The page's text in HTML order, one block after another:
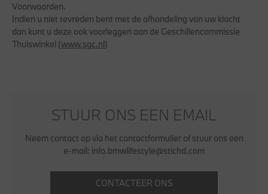
Voorwaarden.
Indien u niet tevreden bent met de afhandeling van uw klacht
dan kunt u deze ook voorleggen aan de Geschillencommissie
Thuiswinkel (www.sgc.nl)
STUUR ONS EEN EMAIL
Neem contact op via het contactformulier of stuur ons een
e-mail: info.bmwlifestyle@stichd.com
CONTACTEER ONS